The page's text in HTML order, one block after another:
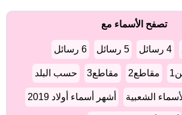
تصفح الأسماء مع
5 رسائل 6 رسائل
مقاطع2 مقاطع3 حسب البلد
الشعبية أشهر أسماء أولاد 2019